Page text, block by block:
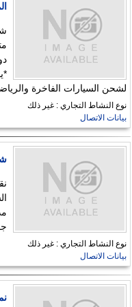
لشحن السيارات الفاخرة
نوع النشاط التجاري : غير ذلك
بيانات الاتصال
نوع النشاط التجاري : غير ذلك
بيانات الاتصال